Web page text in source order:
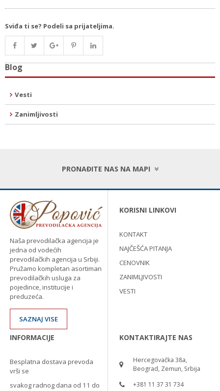
Sviđa ti se? Podeli sa prijateljima.
Blog
Vesti
Zanimljivosti
PRONAĐITE NAS NA MAPI
Naša prevodilačka agencija je
jedna od vodećih
prevodilačkih agencija u Srbiji.
Pružamo kompletan asortiman
prevodilačkih usluga za
pojedince, institucije i
preduzeća.
SAZNAJ VISE
KORISNI LINKOVI
KONTAKT
NAJČEŠĆA PITANJA
CENOVNIK
ZANIMLJIVOSTI
VESTI
INFORMACIJE
Besplatna dostava prevoda
vrši se
svakog radnog dana od 11 do
KONTAKTIRAJTE NAS
Hercegovačka 38a,
Beograd, Zemun, Srbija
+381 11 37 31 734